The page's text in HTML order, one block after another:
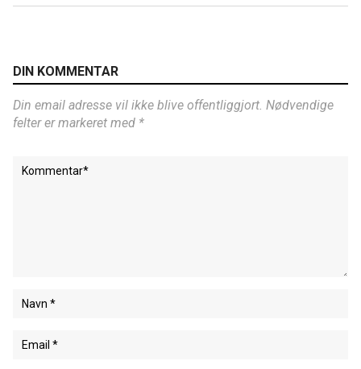
DIN KOMMENTAR
Din email adresse vil ikke blive offentliggjort. Nødvendige
felter er markeret med *